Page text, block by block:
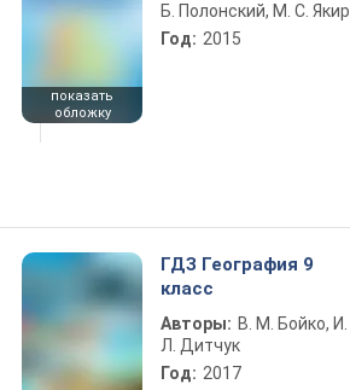
показать
обложку
Б. Полонский, М. С. Якир
Год: 2015
ГДЗ География 9
класс
Авторы: В. М. Бойко, И.
Л. Дитчук
Год: 2017